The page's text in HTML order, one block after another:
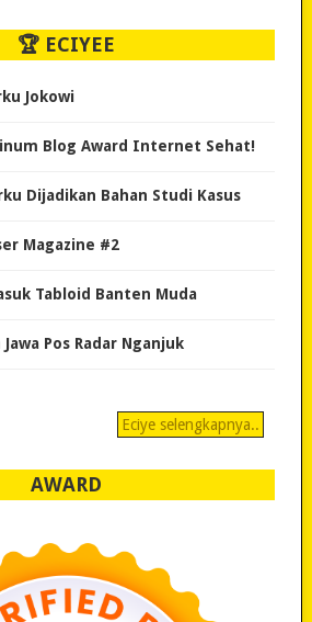
🏆 ECIYEE
Jokowi
Blog Award Internet Sehat!
Dijadikan Bahan Studi Kasus
Magazine #2
Tabloid Banten Muda
Pos Radar Nganjuk
Eciye selengkapnya..
AWARD